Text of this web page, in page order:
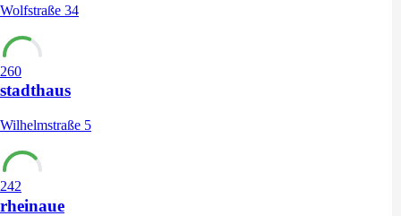
Wolfstraße 34
260
stadthaus
Wilhelmstraße 5
242
rheinaue